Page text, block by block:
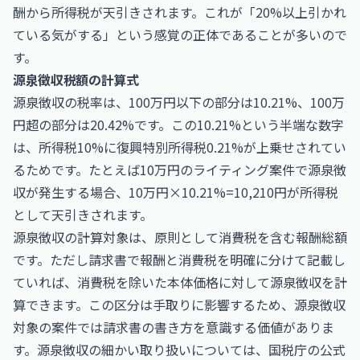
酬から所得税が天引きされます。これが「20%以上引かれ
ている気がする」という感覚の正体であることが多いので
す。
源泉徴収税額の計算式
源泉徴収の税率は、100万円以下の部分は10.21%、100万
円超の部分は20.42%です。この10.21%という半端な数字
は、所得税10%に復興特別所得税0.21%が上乗せされてい
るためです。たとえば10万円のライティング案件で源泉徴
収が発生する場合、10万円×10.21%=10,210円が所得税
として天引きされます。
源泉徴収の計算対象は、原則として消費税を含む報酬総額
です。ただし請求書で報酬と消費税を明確に分けて記載し
ていれば、消費税を除いた本体価格に対して源泉徴収を計
算できます。この区分は手取りに影響するため、源泉徴収
対象の案件では請求書の書き方を意識する価値がありま
す。源泉徴収の細かい取り扱いについては、 国税庁の公式